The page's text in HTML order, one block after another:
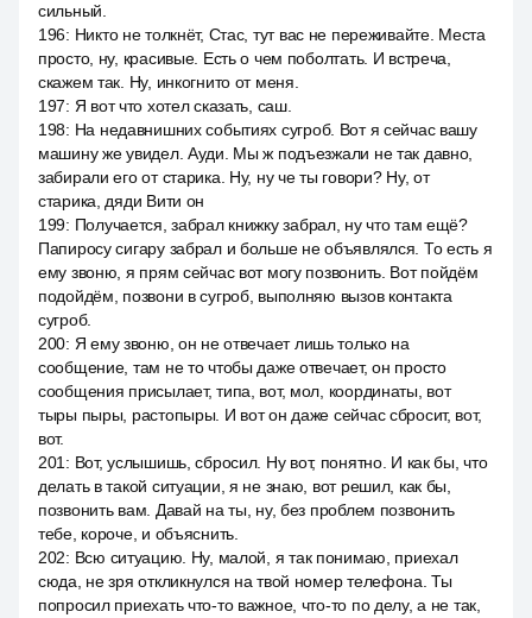
сильный.
196: Никто не толкнёт, Стас, тут вас не переживайте. Места
просто, ну, красивые. Есть о чем поболтать. И встреча,
скажем так. Ну, инкогнито от меня.
197: Я вот что хотел сказать, саш.
198: На недавнишних событиях сугроб. Вот я сейчас вашу
машину же увидел. Ауди. Мы ж подъезжали не так давно,
забирали его от старика. Ну, ну че ты говори? Ну, от
старика, дяди Вити он
199: Получается, забрал книжку забрал, ну что там ещё?
Папиросу сигару забрал и больше не объявлялся. То есть я
ему звоню, я прям сейчас вот могу позвонить. Вот пойдём
подойдём, позвони в сугроб, выполняю вызов контакта
сугроб.
200: Я ему звоню, он не отвечает лишь только на
сообщение, там не то чтобы даже отвечает, он просто
сообщения присылает, типа, вот, мол, координаты, вот
тыры пыры, растопыры. И вот он даже сейчас сбросит, вот,
вот.
201 : Вот, услышишь, сбросил. Ну вот, понятно. И как бы, что
делать в такой ситуации, я не знаю, вот решил, как бы,
позвонить вам. Давай на ты, ну, без проблем позвонить
тебе, короче, и объяснить.
202: Всю ситуацию. Ну, малой, я так понимаю, приехал
сюда, не зря откликнулся на твой номер телефона. Ты
попросил приехать что-то важное, что-то по делу, а не так,